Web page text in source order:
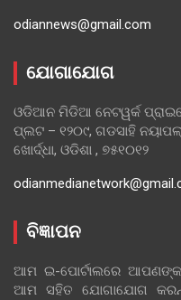
odiannews@gmail.com
ଯୋଗାଯୋଗ
ଓଡିଆନ ମିଡିଆ ନେଟୱର୍କ
ପ୍ଲଟ – ୧୨୦୯, ଗଡସାହି
ଖୋର୍ଦ୍ଧା, ଓଡିଶା , ୭୫୧୦୧୨
ବିଜ୍ଞାପନ
ଆମ ଇ-ପୋର୍ଟାଲରେ ଆପଣଙ୍କ
ଆମ ସହିତ ଯୋଗାଯୋଗ